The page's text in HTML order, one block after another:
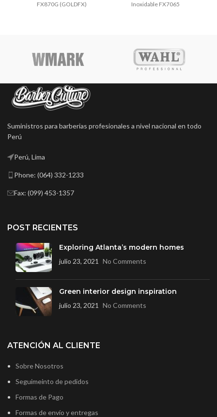
FX870G (GOLDFX)
Inoxidable FX7065
Suministros para barberias profesionales a nivel nacional en todo
Perú
Perú, Lima
Phone: (064) 332-1233
Fax: (099) 453-1357
POST RECIENTES
Exploring Atlanta’s modern homes
julio 23, 2021 No Comments
Green interior design inspiration
julio 23, 2021 No Comments
ATENCIÓN AL CLIENTE
Sobre Nosotros
Seguimeinto de pedidos
Formas de Pago
Formas de envío y entregas